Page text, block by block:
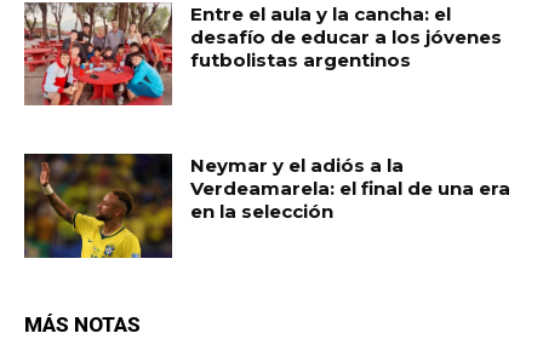
Entre el aula y la cancha: el
desafío de educar a los jóvenes
futbolistas argentinos
Neymar y el adiós a la
Verdeamarela: el final de una era
en la selección
MÁS NOTAS